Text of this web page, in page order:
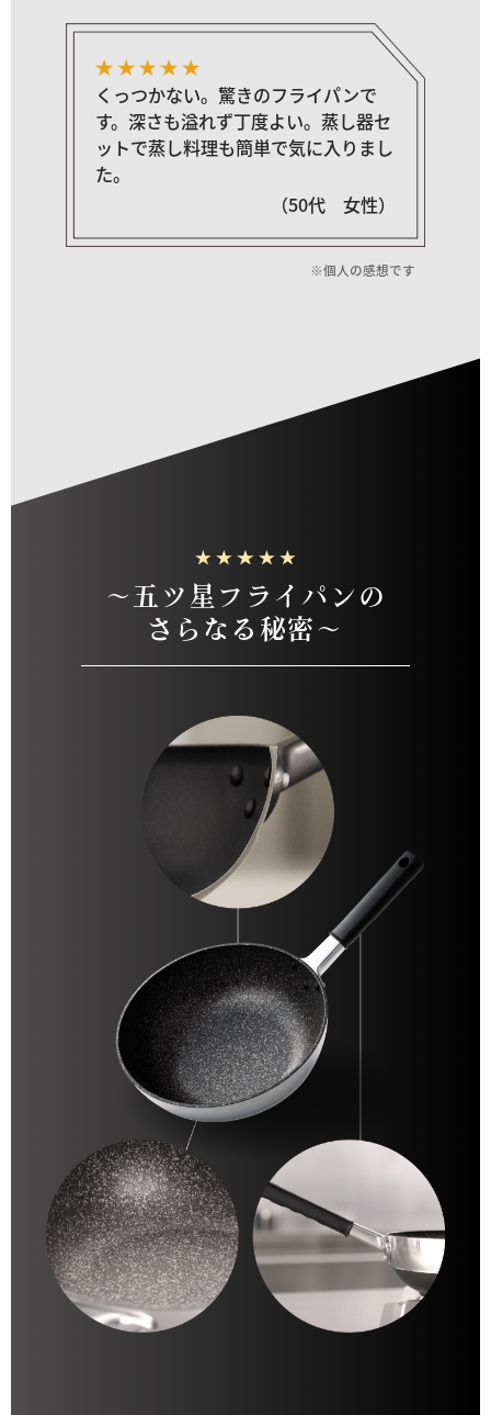
くっつかない。驚きのフライパンで
す。深さも溢れず丁度よい。蒸し器セ
ットで蒸し料理も簡単で気に入りまし
た。
（50代 女性）
※個人の感想です
～五ツ星フライパンの
さらなる秘密～